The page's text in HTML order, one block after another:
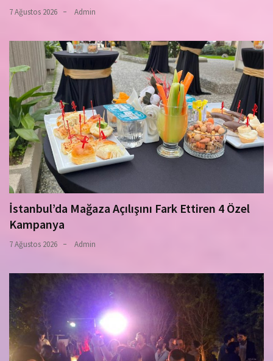
7 Ağustos 2026 Admin
İstanbul’da Mağaza Açılışını Fark Ettiren 4 Özel
Kampanya
7 Ağustos 2026 Admin